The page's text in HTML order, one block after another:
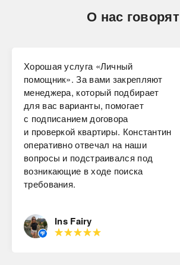
О нас говорят
Хорошая услуга «Личный
помощник». За вами закрепляют
менеджера, который подбирает
для вас варианты, помогает
с подписанием договора
и проверкой квартиры. Константин
оперативно отвечал на наши
вопросы и подстраивался под
возникающие в ходе поиска
требования.
Ins Fairy